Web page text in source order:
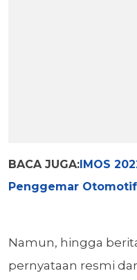
BACA JUGA:IMOS
Penggemar
Namun, hingga
pernyataan resmi